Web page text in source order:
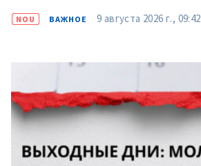
NOU ВАЖНОЕ 9 августа 2026 г., 09:42
ПОДПИСАТЬСЯ